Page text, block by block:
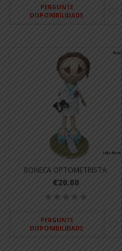
PERGUNTE
DISPONIBILIDADE
BONECA OPTOMETRISTA
€20.00
PERGUNTE
DISPONIBILIDADE